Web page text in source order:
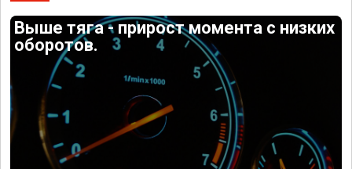
Выше тяга - прирост момента с низких
оборотов.